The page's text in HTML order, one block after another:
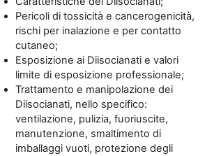
Pericoli di tossicità e cancerogenicità,
rischi per inalazione e per contatto
cutaneo;
Esposizione ai Diisocianati e valori
limite di esposizione professionale;
Trattamento e manipolazione dei
Diisocianati, nello specifico:
ventilazione, pulizia, fuoriuscite,
manutenzione, smaltimento di
imballaggi vuoti, protezione degli